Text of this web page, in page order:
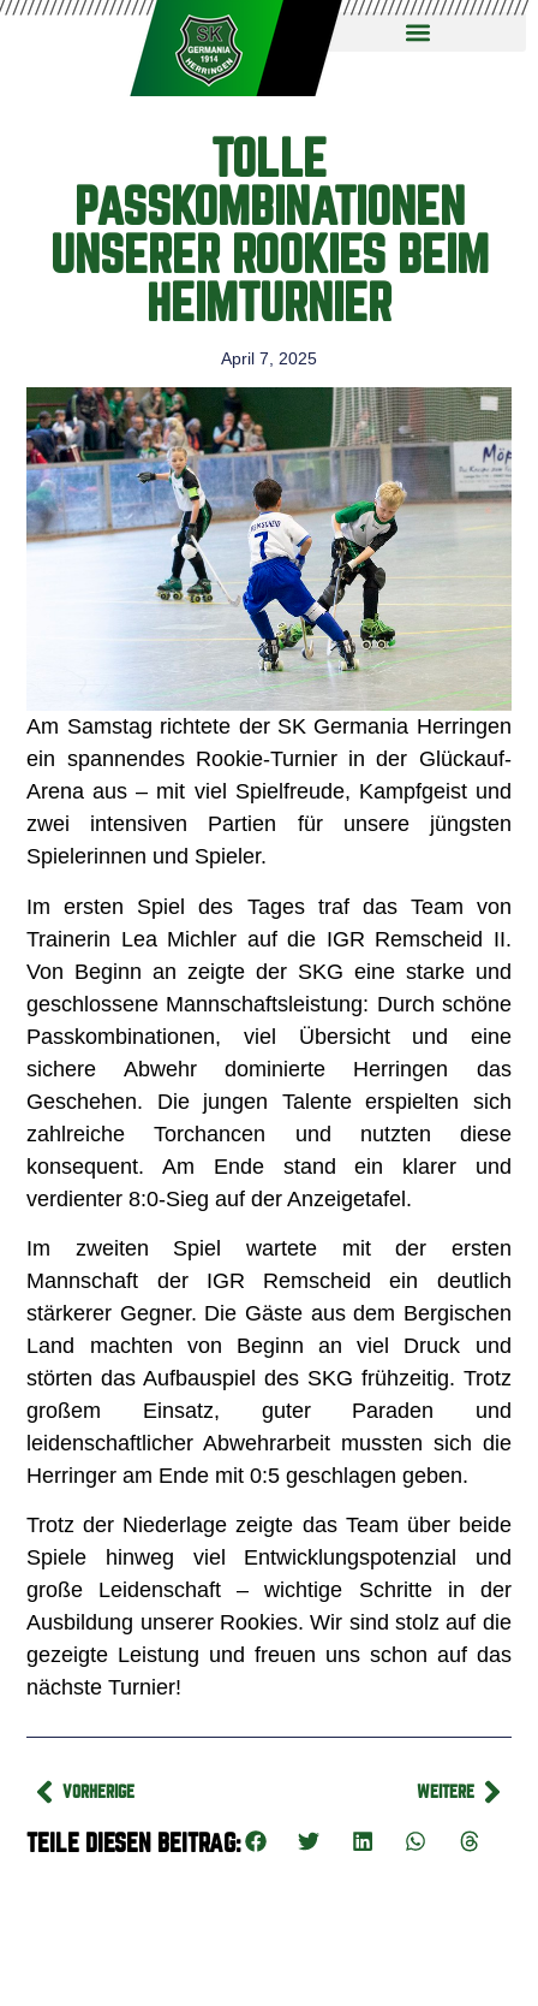
TOLLE
PASSKOMBINATIONEN
UNSERER ROOKIES BEIM
HEIMTURNIER
April 7, 2025
Am Samstag richtete der SK Germania Herringen
ein spannendes Rookie-Turnier in der Glückauf-
Arena aus – mit viel Spielfreude, Kampfgeist und
zwei intensiven Partien für unsere jüngsten
Spielerinnen und Spieler.
Im ersten Spiel des Tages traf das Team von
Trainerin Lea Michler auf die IGR Remscheid II.
Von Beginn an zeigte der SKG eine starke und
geschlossene Mannschaftsleistung: Durch schöne
Passkombinationen, viel Übersicht und eine
sichere Abwehr dominierte Herringen das
Geschehen. Die jungen Talente erspielten sich
zahlreiche Torchancen und nutzten diese
konsequent. Am Ende stand ein klarer und
verdienter 8:0-Sieg auf der Anzeigetafel.
Im zweiten Spiel wartete mit der ersten
Mannschaft der IGR Remscheid ein deutlich
stärkerer Gegner. Die Gäste aus dem Bergischen
Land machten von Beginn an viel Druck und
störten das Aufbauspiel des SKG frühzeitig. Trotz
großem Einsatz, guter Paraden und
leidenschaftlicher Abwehrarbeit mussten sich die
Herringer am Ende mit 0:5 geschlagen geben.
Trotz der Niederlage zeigte das Team über beide
Spiele hinweg viel Entwicklungspotenzial und
große Leidenschaft – wichtige Schritte in der
Ausbildung unserer Rookies. Wir sind stolz auf die
gezeigte Leistung und freuen uns schon auf das
nächste Turnier!
VORHERIGE WEITERE
TEILE DIESEN BEITRAG: